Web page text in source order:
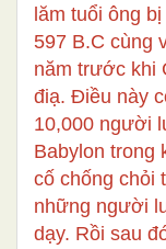
lăm tuổi ông
597 B.C cùng
năm trước khi
điạ. Điều này
10,000 người
Babylon trong
cố chống chỏi
những người
dạy. Rồi sau